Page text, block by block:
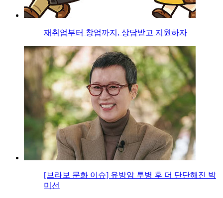
재취업부터 창업까지, 상담받고 지원하자
[브라보 문화 이슈] 유방암 투병 후 더 단단해진 박
미선